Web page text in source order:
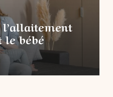
l’allaitement
le bébé